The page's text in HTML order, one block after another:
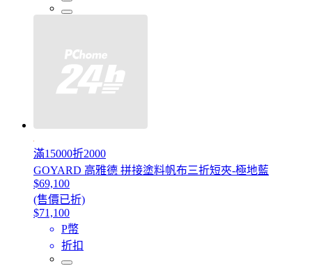
滿15000折2000
GOYARD 高雅德 拼接塗料帆布三折短夾-極地藍
$69,100
(售價已折)
$71,100
P幣
折扣